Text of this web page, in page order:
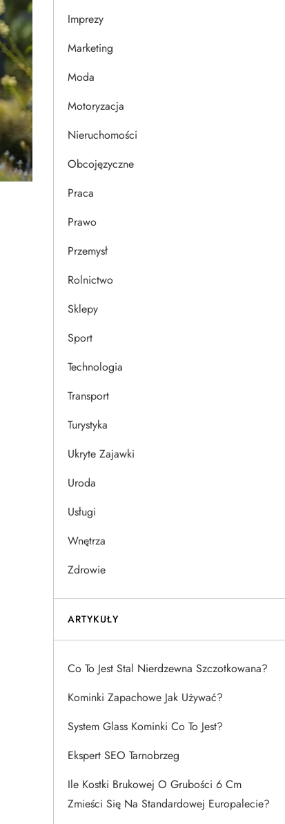
Imprezy
Marketing
Moda
Motoryzacja
Nieruchomości
Obcojęzyczne
Praca
Prawo
Przemysł
Rolnictwo
Sklepy
Sport
Technologia
Transport
Turystyka
Ukryte Zajawki
Uroda
Usługi
Wnętrza
Zdrowie
ARTYKUŁY
Co To Jest Stal Nierdzewna Szczotkowana?
Kominki Zapachowe Jak Używać?
System Glass Kominki Co To Jest?
Ekspert SEO Tarnobrzeg
Ile Kostki Brukowej O Grubości 6 Cm
Zmieści Się Na Standardowej Europalecie?